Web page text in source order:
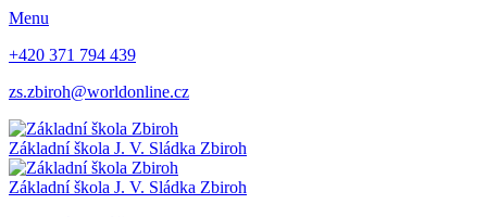
Menu
+420 371 794 439
zs.zbiroh@worldonline.cz
Základní škola J. V. Sládka Zbiroh
Základní škola J. V. Sládka Zbiroh